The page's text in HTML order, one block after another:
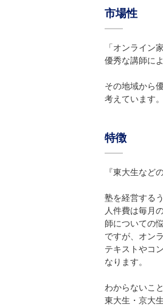
市場性
「オンライン
優秀な講師に
その地域から
考えています。
特徴
『東大生など
塾を経営する
人件費は毎月
師についての
ですが、オン
テキストやコ
なります。
わからないこ
東大生・京大